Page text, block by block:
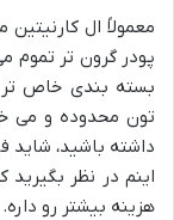
معمولاً ال
پودر گرون تر تموم
بسته بندی خاص
تون محدوده و می
داشته باشید، شاید
اینم در نظر
هزینه بیشتر رو داره.